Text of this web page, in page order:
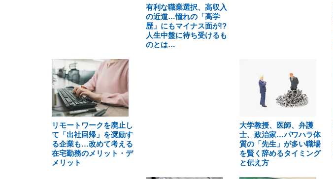
有利な職業選択、高収入
の近道…憧れの「高学
歴」にもマイナス面が!?
人生中盤に待ち受けるも
のとは…
リモートワークを廃止し
て「出社回帰」を奨励す
る企業も…改めて考える
在宅勤務のメリット・デ
メリット
大学教授、医師、弁護
士、政治家…パワハラ体
質の「先生」が多い職場
を賢く辞めるタイミング
と伝え方